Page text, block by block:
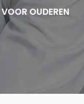
OUDEREN